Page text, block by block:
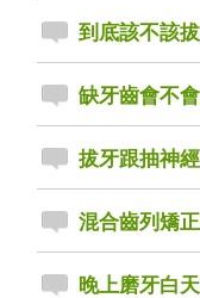
到底該不該
缺牙齒會不
拔牙跟抽神
混合齒列矯
晚上磨牙白